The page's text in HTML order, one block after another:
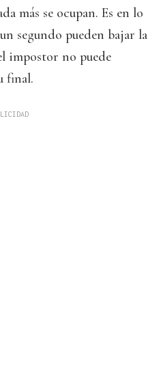
más se ocupan. Es en lo
segundo pueden bajar la
impostor no puede
final.